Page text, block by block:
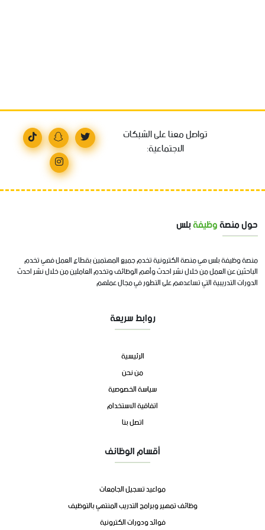
تواصل معنا على الشبكات
الاجتماعية:
حول منصةوظيفةبلس
منصة وظيفة بلس هي منصة الكترونية تخدم جميع المهتمين بقطاع العمل فهي تخدم
الباحثين عن العمل من خلال نشر احدث وأهم الوظائف وتخدم العاملين من خلال نشر احدث
الدورات التدريبية التي تساعدهم على التطور في مجال عملهم
روابط سريعة
الرئيسية
من نحن
سياسة الخصوصية
اتفاقية الاستخدام
اتصل بنا
أقسام الوظائف
مواعيد تسجيل الجامعات
وظائف تمهير وبرامج التدريب المنتهي بالتوظيف
فوائد ودورات الكترونية